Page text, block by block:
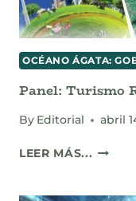
OCÉANO ÁGATA:
Panel: Turismo
By Editorial abril
LEER MÁS... PANEL: